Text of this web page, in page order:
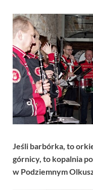
Jeśli barbórka, to
górnicy, to kopalnia
w Podziemnym